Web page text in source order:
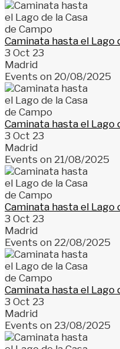
Caminata hasta el Lago
3 Oct 23
Madrid
Events on 20/08/2025
Caminata hasta el Lago
3 Oct 23
Madrid
Events on 21/08/2025
Caminata hasta el Lago
3 Oct 23
Madrid
Events on 22/08/2025
Caminata hasta el Lago
3 Oct 23
Madrid
Events on 23/08/2025